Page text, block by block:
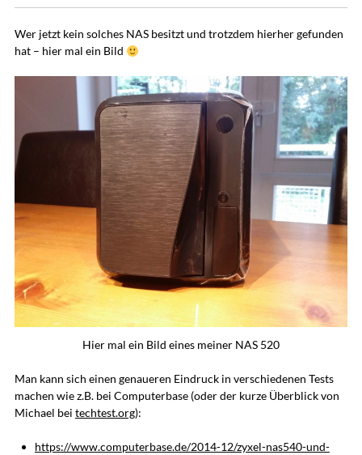
Wer jetzt kein solches NAS besitzt und trotzdem hierher gefunden
hat – hier mal ein Bild
Hier mal ein Bild eines meiner NAS 520
Man kann sich einen genaueren Eindruck in verschiedenen Tests
machen wie z.B. bei Computerbase (oder der kurze Überblick von
Michael bei techtest.org):
https://www.computerbase.de/2014-12/zyxel-nas540-und-